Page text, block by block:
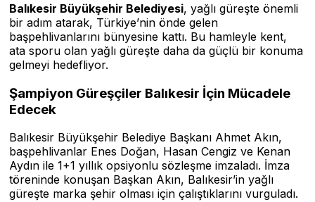
Balıkesir Büyükşehir Belediyesi, yağlı güreşte önemli
bir adım atarak, Türkiye’nin önde gelen
başpehlivanlarını bünyesine kattı. Bu hamleyle kent,
ata sporu olan yağlı güreşte daha da güçlü bir konuma
gelmeyi hedefliyor.
Şampiyon Güreşçiler Balıkesir İçin Mücadele
Edecek
Balıkesir Büyükşehir Belediye Başkanı Ahmet Akın,
başpehlivanlar Enes Doğan, Hasan Cengiz ve Kenan
Aydın ile 1+1 yıllık opsiyonlu sözleşme imzaladı. İmza
töreninde konuşan Başkan Akın, Balıkesir’in yağlı
güreşte marka şehir olması için çalıştıklarını vurguladı.